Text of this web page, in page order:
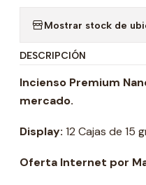
Mostrar stock de
DESCRIPCIÓN
Incienso Premium
mercado.
Display: 12 Cajas de 15
Oferta Internet por